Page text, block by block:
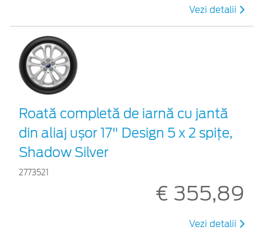
Vezi detalii
Roată completă de iarnă cu jantă
din aliaj ușor 17" Design 5 x 2 spițe,
Shadow Silver
2773521
€ 355,89
Vezi detalii